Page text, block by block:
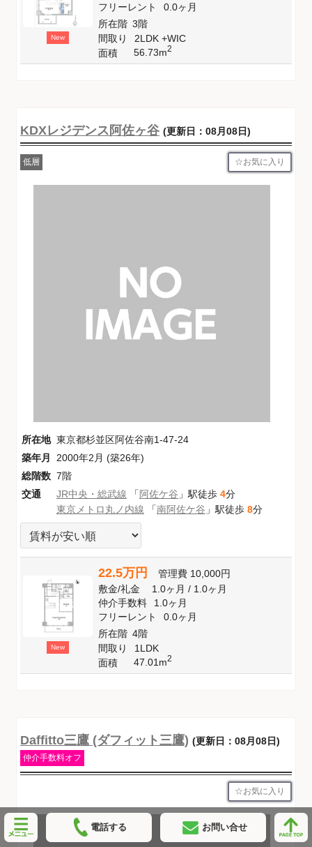
New
フリーレント
0.0ヶ月
所在階 3階
間取り
2LDK +WIC
面積
56.73m2
KDXレジデンス阿佐ヶ谷 (更新日：08月08日)
低層 お気に入り
所在地 東京都杉並区阿佐谷南1-47-24
築年月
2000年2月 (築26年)
総階数 7階
交通
JR中央・総武線 「阿佐ケ谷 」駅徒歩 4分
東京メトロ丸ノ内線 「南阿佐ケ谷 」駅徒歩 8分
New
22.5万円 管理費 10,000円
敷金/礼金 1.0ヶ月/ 1.0ヶ月
仲介手数料
1.0ヶ月
フリーレント
0.0ヶ月
所在階 4階
間取り
1LDK
面積
47.01m2
Daffitto三鷹 (ダフィット三鷹) (更新日：08月08日)
仲介手数料オフ
お気に入り
電話する お問い合せ